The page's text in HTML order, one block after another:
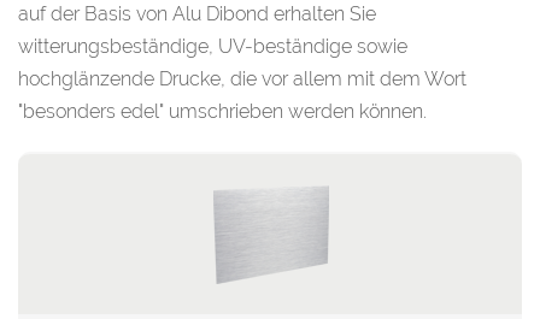
auf der Basis von Alu Dibond erhalten Sie
witterungsbeständige, UV-beständige sowie
hochglänzende Drucke, die vor allem mit dem Wort
"besonders edel" umschrieben werden können.